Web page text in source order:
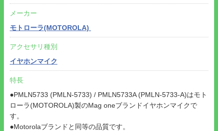
メーカー
モトローラ(MOTOROLA)
アクセサリ種別
イヤホンマイク
特長
●PMLN5733 (PMLN-5733) / PMLN5733A (PMLN-5733-A)はモト
ローラ(MOTOROLA)製のMag oneブランドイヤホンマイクで
す。
●Motorolaブランドと同等の品質です。